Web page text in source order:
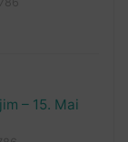
– 15. Mai